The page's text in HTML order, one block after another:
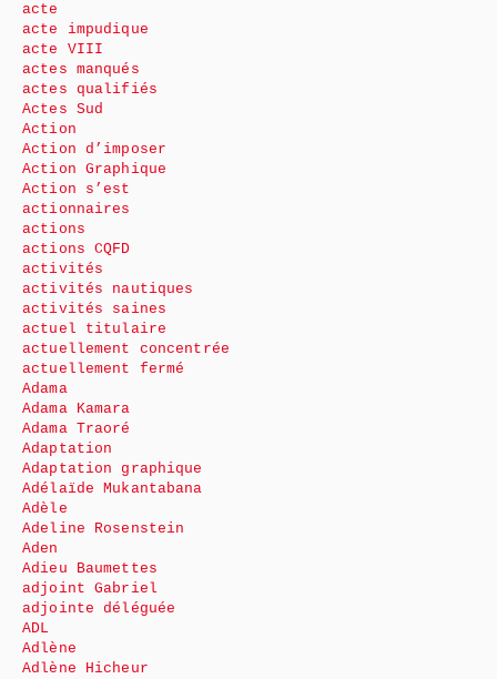
acte
acte impudique
acte VIII
actes manqués
actes qualifiés
Actes Sud
Action
Action d’imposer
Action Graphique
Action s’est
actionnaires
actions
actions CQFD
activités
activités nautiques
activités saines
actuel titulaire
actuellement concentrée
actuellement fermé
Adama
Adama Kamara
Adama Traoré
Adaptation
Adaptation graphique
Adélaïde Mukantabana
Adèle
Adeline Rosenstein
Aden
Adieu Baumettes
adjoint Gabriel
adjointe déléguée
ADL
Adlène
Adlène Hicheur